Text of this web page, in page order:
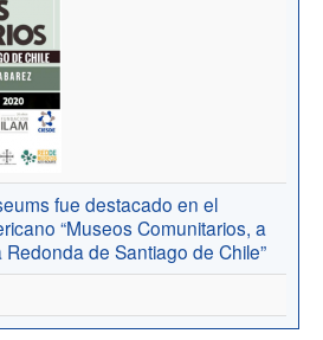
fue destacado en el
“Museos Comunitarios, a
de Santiago de Chile”